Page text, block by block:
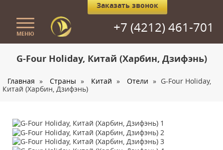
Заказать звонок
МЕНЮ +7 (4212) 461-701
Страны
Туристам
Корпоративное обслуживание
G-Four Holiday, Китай (Харбин, Дзифэнь)
Главная » Страны » Китай » Отели » G-Four Holiday,
Китай (Харбин, Дзифэнь)